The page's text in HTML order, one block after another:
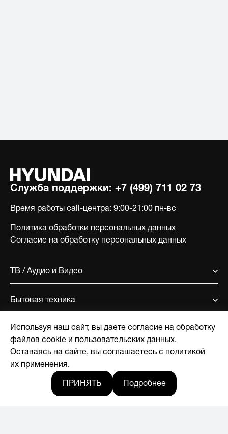
Служба поддержки: +7 (499) 711 02 73
Время работы call-центра: 9:00-21:00 пн-вс
Политика обработки персональных данных
Согласие на обработку персональных данных
ТВ / Аудио и Видео
Бытовая техника
Поддержка
Используя наш сайт, вы даете согласие на обработку
файлов cookie и пользовательских данных.
Оставаясь на сайте, вы соглашаетесь с политикой
их применения.
ПРИНЯТЬ Подробнее